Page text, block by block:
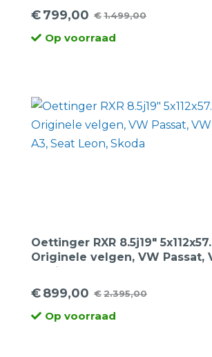
€1.499,00
Oorspronkelijke
prijs
€799,00
Huidige
prijsOp voorraad
Oettinger RXR 8.5j19″
Originele velgen, VW Passat,
Audi A3, Seat Leon, Skoda
€2.395,00
Oorspronkelijke
prijs
€899,00
Huidige
prijsOp voorraad